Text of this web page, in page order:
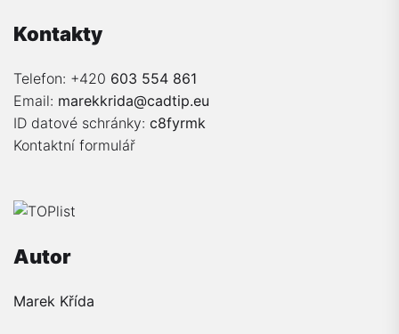
Kontakty
Telefon: +420 603 554 861
Email: marekkrida@cadtip.eu
ID datové schránky: c8fyrmk
Kontaktní formulář
Autor
Marek Křída